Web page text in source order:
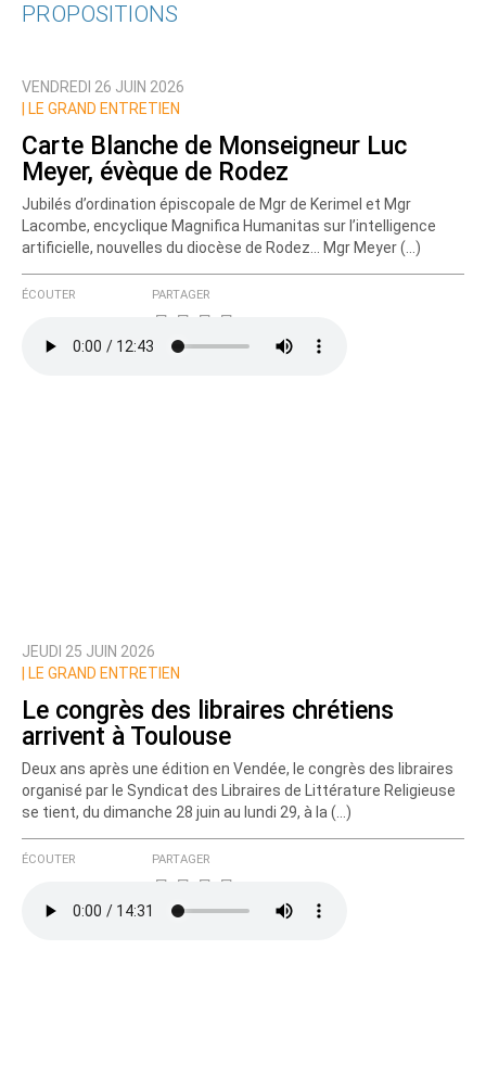
Nom
Courriel (non publié)
Ajoutez votre commentaire ici
Texte de votre message
Prévenez-moi de tous les nouveaux commentaires
PROPOSITIONS
VENDREDI 26 JUIN 2026
LE GRAND ENTRETIEN
Carte Blanche de Monseigneur Luc
Meyer, évèque de Rodez
Jubilés d’ordination épiscopale de Mgr de Kerimel et Mgr
Lacombe, encyclique Magnifica Humanitas sur l’intelligence
artificielle, nouvelles du diocèse de Rodez... Mgr Meyer (…)
ÉCOUTER PARTAGER
JEUDI 25 JUIN 2026
LE GRAND ENTRETIEN
Le congrès des libraires chrétiens
arrivent à Toulouse
Deux ans après une édition en Vendée, le congrès des libraires
organisé par le Syndicat des Libraires de Littérature Religieuse
se tient, du dimanche 28 juin au lundi 29, à la (…)
ÉCOUTER PARTAGER